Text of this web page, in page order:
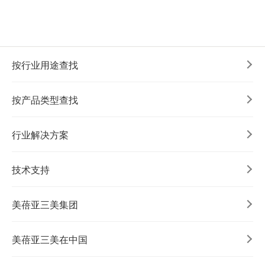
按行业用途查找
按产品类型查找
行业解决方案
技术支持
美蓓亚三美集团
美蓓亚三美在中国